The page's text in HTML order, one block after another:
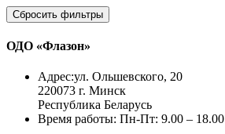
Сбросить фильтры
ОДО «Флазон»
Адрес:ул. Ольшевского, 20
220073 г. Минск
Республика Беларусь
Время работы: Пн-Пт: 9.00 – 18.00